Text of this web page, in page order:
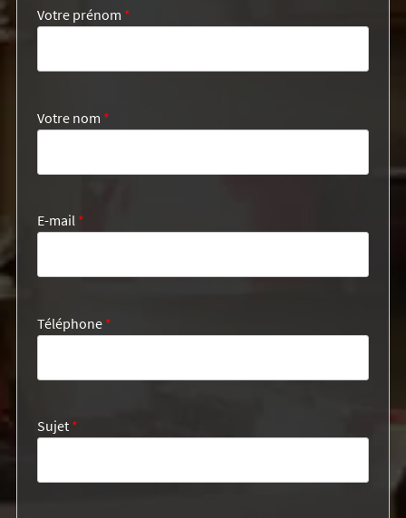
Votre prénom *
Votre nom *
E-mail *
Téléphone *
Sujet *